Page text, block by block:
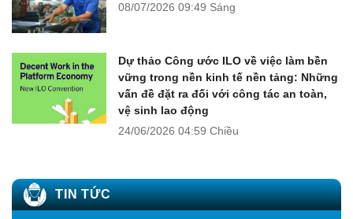
08/07/2026 09:49 Sáng
Dự thảo Công ước ILO về việc làm bền
vững trong nền kinh tế nền tảng: Những
vấn đề đặt ra đối với công tác an toàn,
vệ sinh lao động
24/06/2026 04:59 Chiều
TIN TỨC